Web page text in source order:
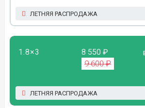
ЛЕТНЯЯ РАСПРОДАЖА
1.8×3 8 550 ₽
9 600 ₽
ЛЕТНЯЯ РАСПРОДАЖА